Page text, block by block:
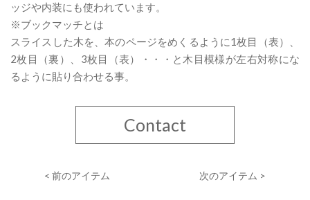
ッジや内装にも使われています。
※ブックマッチとは
スライスした木を、本のページをめくるように1枚目（表）、
2枚目（裏）、3枚目（表）・・・と木目模様が左右対称にな
るように貼り合わせる事。
Contact
< 前のアイテム 次のアイテム >